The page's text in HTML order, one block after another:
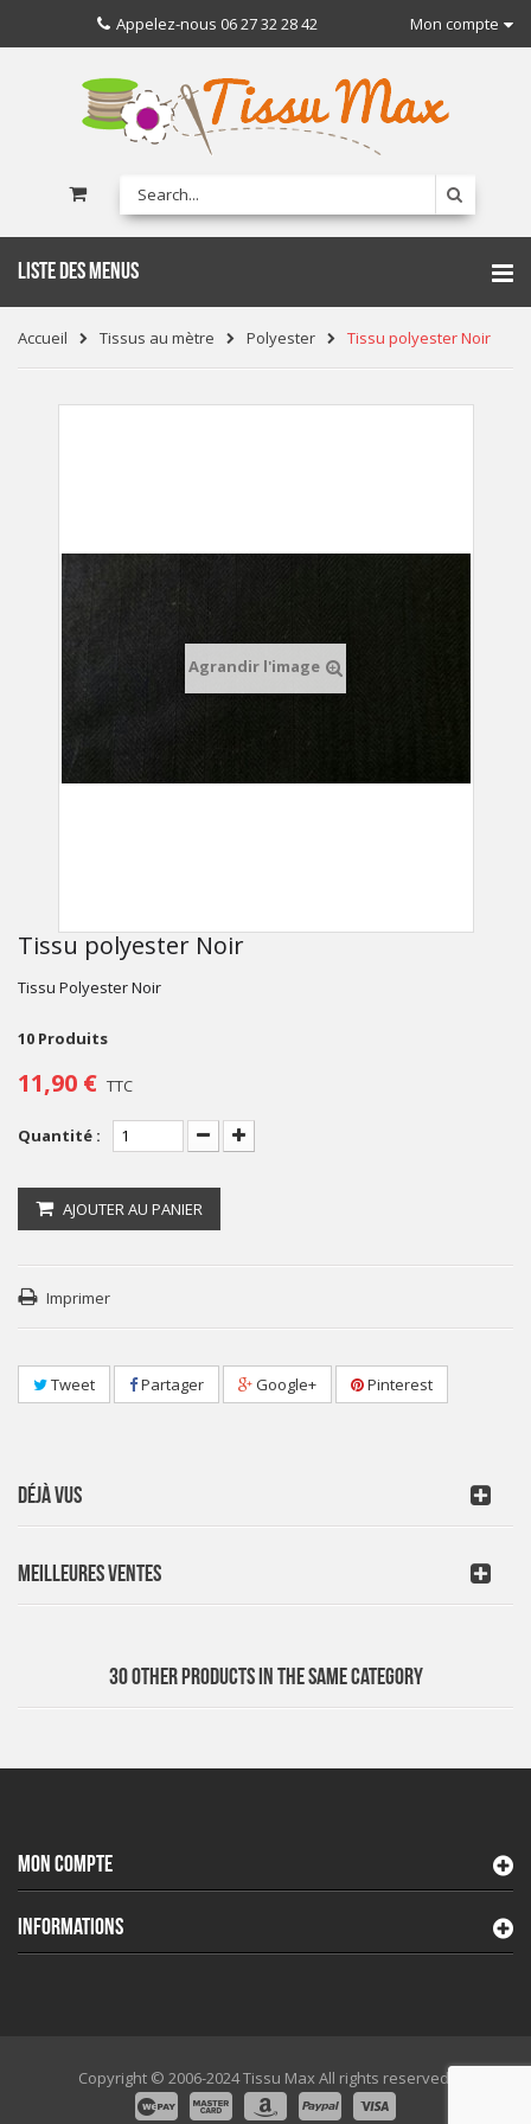
Mon compte
Appelez-nous 06 27 32 28 42
LISTE DES MENUS
Accueil Tissus au mètre Polyester Tissu polyester Noir
Agrandir l'image
Tissu polyester Noir
Tissu Polyester Noir
10 Produits
11,90 € TTC
Quantité :
AJOUTER AU PANIER
Imprimer
Tweet Partager Google+ Pinterest
DÉJÀ VUS
MEILLEURES VENTES
30 OTHER PRODUCTS IN THE SAME CATEGORY
MON COMPTE
INFORMATIONS
Copyright © 2006-2024 Tissu Max All rights reserved.